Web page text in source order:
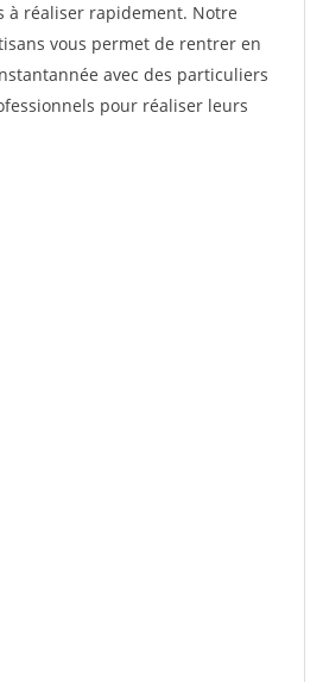
à réaliser rapidement. Notre
vous permet de rentrer en
avec des particuliers
pour réaliser leurs